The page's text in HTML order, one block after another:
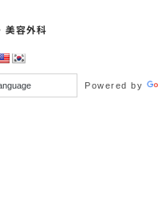
美容外科
Powered by